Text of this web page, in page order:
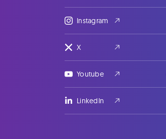
Instagram
X
Youtube
LinkedIn